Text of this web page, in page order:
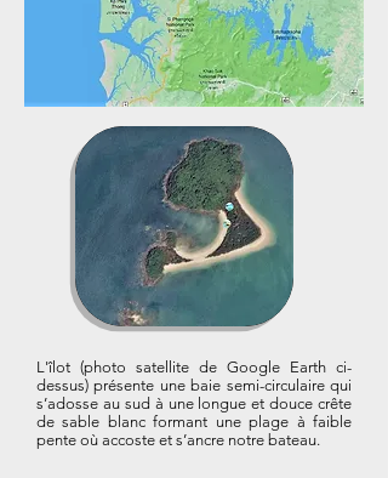
L'îlot (photo satellite de Google Earth ci-
dessus) présente une baie semi-circulaire qui
s’adosse au sud à une longue et douce crête
de sable blanc formant une plage à faible
pente où accoste et s’ancre notre bateau.